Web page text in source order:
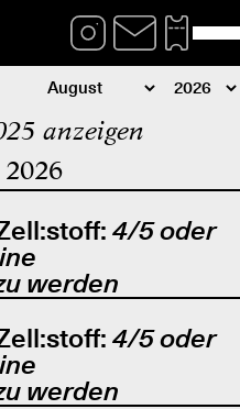
anzeigen
2026
4/5 oder
werden
4/5 oder
werden